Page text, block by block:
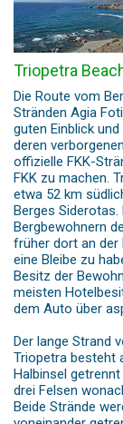
Triopetra
Die Route vom
Stränden Agia
guten Einblick
deren
offizielle FKK-
FKK zu machen.
etwa 52 km
Berges
Bergbewohnern
früher dort an der
eine Bleibe zu
Besitz der
meisten
dem Auto über
Der lange Strand
Triopetra besteht
Halbinsel
drei Felsen
Beide Strände